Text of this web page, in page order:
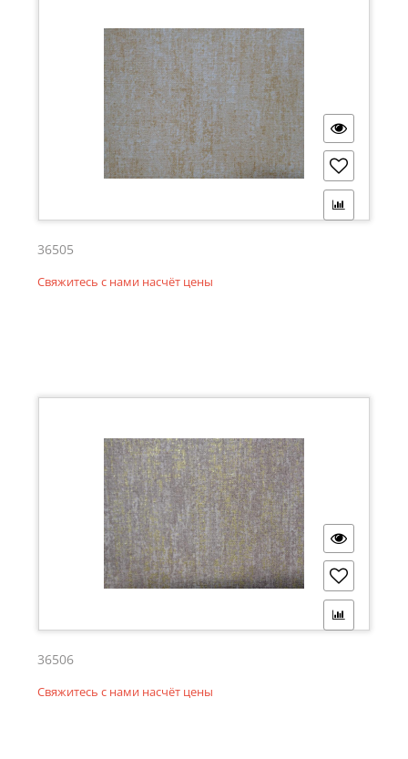
36505
Свяжитесь с нами насчёт цены
36506
Свяжитесь с нами насчёт цены